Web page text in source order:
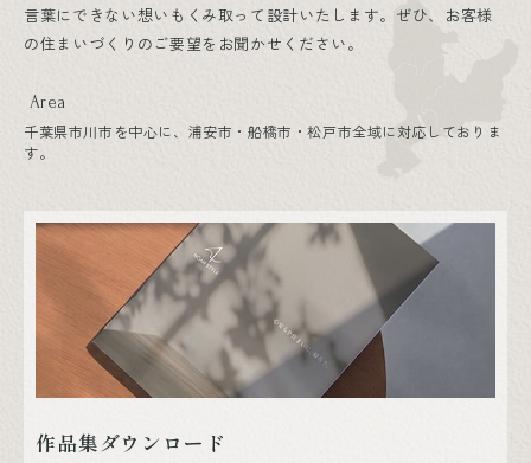
言葉にできない想いもくみ取って設計いたします。ぜひ、お客様
の住まいづくりのご要望をお聞かせください。
Area
千葉県市川市を中心に、浦安市・船橋市・松戸市全域に対応しておりま
す。
作品集ダウンロード